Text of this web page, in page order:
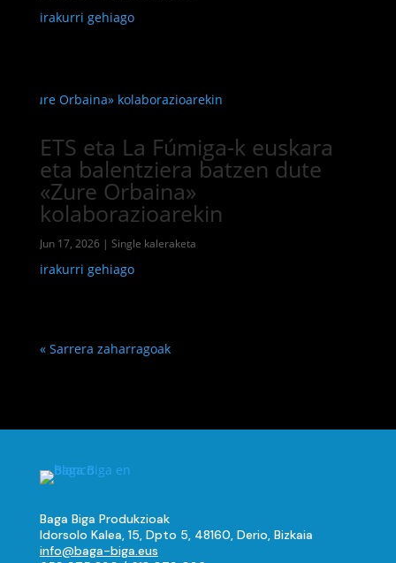
irakurri gehiago
ETS eta La Fúmiga-k euskara
eta balentziera batzen dute
«Zure Orbaina»
kolaborazioarekin
Jun 17, 2026 | Single kaleraketa
irakurri gehiago
« Sarrera zaharragoak
Baga Biga Produkzioak
Idorsolo Kalea, 15, Dpto 5, 48160, Derio, Bizkaia
info@baga-biga.eus